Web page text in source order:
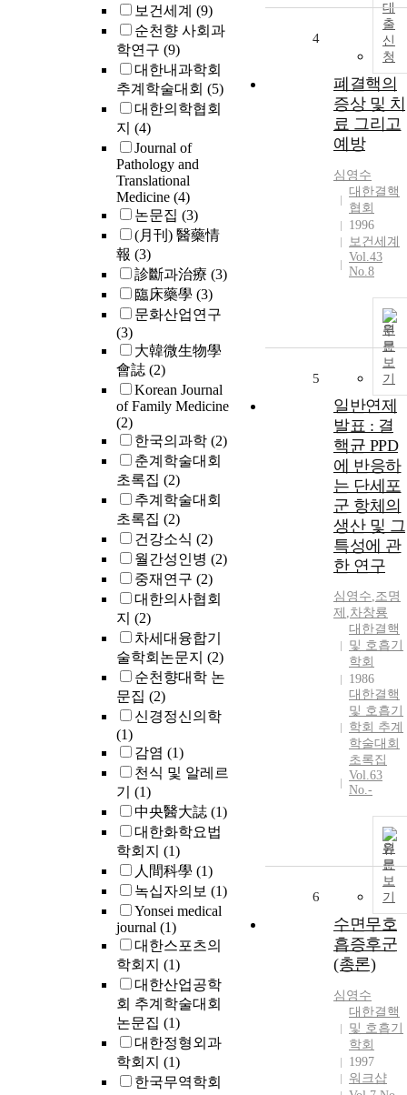
보건세계 (9)
순천향 사회과
학연구 (9)
대한내과학회
추계학술대회 (5)
대한의학협회
지 (4)
Journal of
Pathology and
Translational
Medicine (4)
논문집 (3)
(月刊) 醫藥情
報 (3)
診斷과治療 (3)
臨床藥學 (3)
문화산업연구
(3)
大韓微生物學
會誌 (2)
Korean Journal
of Family Medicine
(2)
한국의과학 (2)
춘계학술대회
초록집 (2)
추계학술대회
초록집 (2)
건강소식 (2)
월간성인병 (2)
중재연구 (2)
대한의사협회
지 (2)
차세대융합기
술학회논문지 (2)
순천향대학 논
문집 (2)
신경정신의학
(1)
감염 (1)
천식 및 알레르
기 (1)
中央醫大誌 (1)
대한화학요법
학회지 (1)
人間科學 (1)
녹십자의보 (1)
Yonsei medical
journal (1)
대한스포츠의
학회지 (1)
대한산업공학
회 추계학술대회
논문집 (1)
대한정형외과
학회지 (1)
한국무역학회
대
출
신
청
4
폐결핵의
증상 및 치
료 그리고
예방
심영수
대한결핵
협회
1996
보건세계
Vol.43
No.8
원
문
보
기
5
일반연제
발표 : 결
핵균 PPD
에 반응하
는 단세포
군 항체의
생산 및 그
특성에 관
한 연구
심영수,조명
제 ,차창룡
대한결핵
및 호흡기
학회
1986
대한결핵
및 호흡기
학회 추계
학술대회
초록집
Vol.63
No.-
원
문
보
기
6
수면무호
흡증후군
(총론)
심영수
대한결핵
및 호흡기
학회
1997
워크샵